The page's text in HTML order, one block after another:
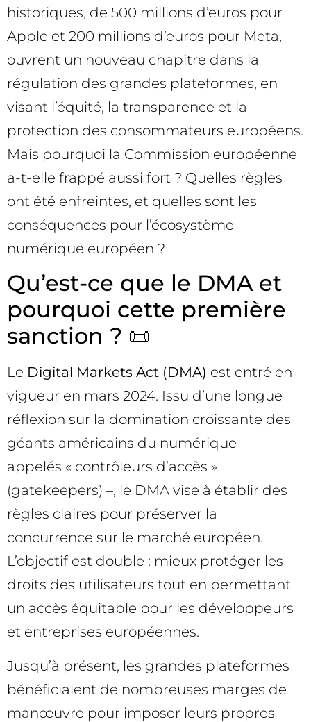
historiques, de 500 millions d’euros pour
Apple et 200 millions d’euros pour Meta,
ouvrent un nouveau chapitre dans la
régulation des grandes plateformes, en
visant l’équité, la transparence et la
protection des consommateurs européens.
Mais pourquoi la Commission européenne
a-t-elle frappé aussi fort ? Quelles règles
ont été enfreintes, et quelles sont les
conséquences pour l’écosystème
numérique européen ?
Qu’est-ce que le DMA et
pourquoi cette première
sanction ? 📜
Le Digital Markets Act (DMA) est entré en
vigueur en mars 2024. Issu d’une longue
réflexion sur la domination croissante des
géants américains du numérique –
appelés « contrôleurs d’accès »
(gatekeepers) –, le DMA vise à établir des
règles claires pour préserver la
concurrence sur le marché européen.
L’objectif est double : mieux protéger les
droits des utilisateurs tout en permettant
un accès équitable pour les développeurs
et entreprises européennes.
Jusqu’à présent, les grandes plateformes
bénéficiaient de nombreuses marges de
manœuvre pour imposer leurs propres